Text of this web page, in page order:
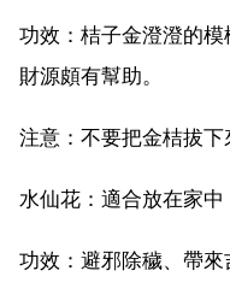
功效：桔子金澄澄的
財源頗有幫助。
注意：不要把金桔拔下
水仙花：適合放在家中
功效：避邪除穢、帶來